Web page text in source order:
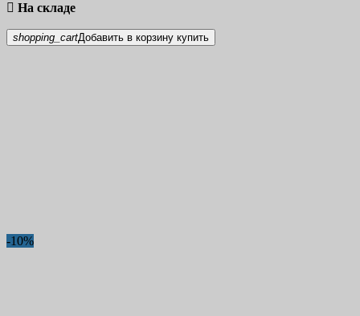
 На складе
shopping_cartДобавить в корзину купить
-10%